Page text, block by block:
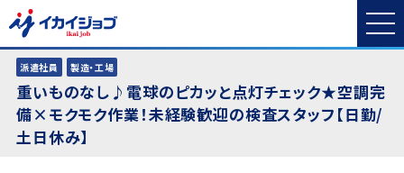
派遣社員 製造・工場
重いものなし♪電球のピカッと点灯チェック★空調完
備×モクモク作業！未経験歓迎の検査スタッフ【日勤/
土日休み】